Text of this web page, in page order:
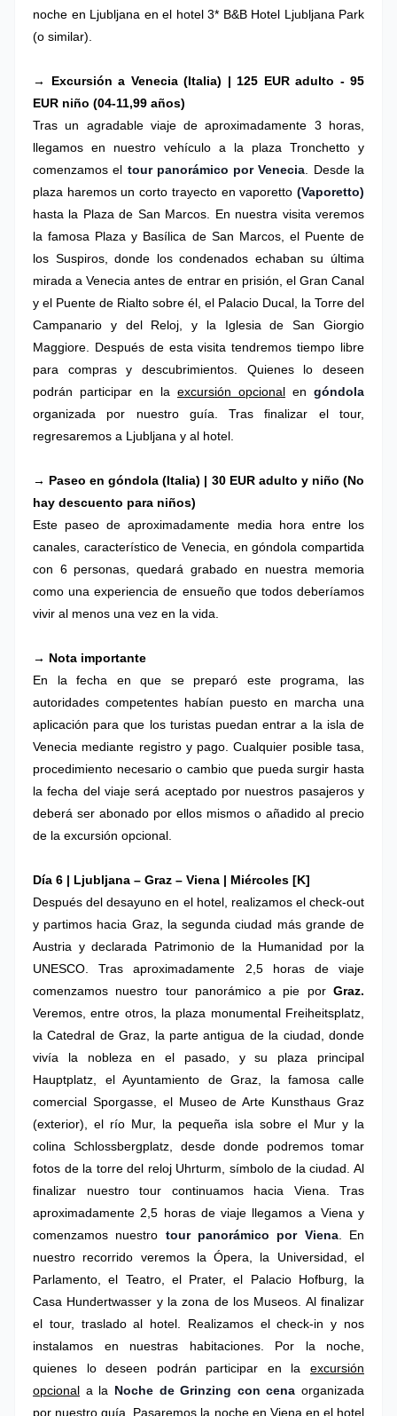
noche en Ljubljana en el hotel 3* B&B Hotel Ljubljana Park
(o similar).
→ Excursión a Venecia (Italia) | 125 EUR adulto - 95
EUR niño (04-11,99 años)
Tras un agradable viaje de aproximadamente 3 horas,
llegamos en nuestro vehículo a la plaza Tronchetto y
comenzamos el tour panorámico por Venecia . Desde la
plaza haremos un corto trayecto en vaporetto (Vaporetto)
hasta la Plaza de San Marcos. En nuestra visita veremos
la famosa Plaza y Basílica de San Marcos, el Puente de
los Suspiros, donde los condenados echaban su última
mirada a Venecia antes de entrar en prisión, el Gran Canal
y el Puente de Rialto sobre él, el Palacio Ducal, la Torre del
Campanario y del Reloj, y la Iglesia de San Giorgio
Maggiore. Después de esta visita tendremos tiempo libre
para compras y descubrimientos. Quienes lo deseen
podrán participar en la excursión opcional en góndola
organizada por nuestro guía. Tras finalizar el tour,
regresaremos a Ljubljana y al hotel.
→ Paseo en góndola (Italia) | 30 EUR adulto y niño (No
hay descuento para niños)
Este paseo de aproximadamente media hora entre los
canales, característico de Venecia, en góndola compartida
con 6 personas, quedará grabado en nuestra memoria
como una experiencia de ensueño que todos deberíamos
vivir al menos una vez en la vida.
→ Nota importante
En la fecha en que se preparó este programa, las
autoridades competentes habían puesto en marcha una
aplicación para que los turistas puedan entrar a la isla de
Venecia mediante registro y pago. Cualquier posible tasa,
procedimiento necesario o cambio que pueda surgir hasta
la fecha del viaje será aceptado por nuestros pasajeros y
deberá ser abonado por ellos mismos o añadido al precio
de la excursión opcional.
Día 6 | Ljubljana – Graz – Viena | Miércoles [K]
Después del desayuno en el hotel, realizamos el check-out
y partimos hacia Graz, la segunda ciudad más grande de
Austria y declarada Patrimonio de la Humanidad por la
UNESCO. Tras aproximadamente 2,5 horas de viaje
comenzamos nuestro tour panorámico a pie porGraz.
Veremos, entre otros, la plaza monumental Freiheitsplatz,
la Catedral de Graz, la parte antigua de la ciudad, donde
vivía la nobleza en el pasado, y su plaza principal
Hauptplatz, el Ayuntamiento de Graz, la famosa calle
comercial Sporgasse, el Museo de Arte Kunsthaus Graz
(exterior), el río Mur, la pequeña isla sobre el Mur y la
colina Schlossbergplatz, desde donde podremos tomar
fotos de la torre del reloj Uhrturm, símbolo de la ciudad. Al
finalizar nuestro tour continuamos hacia Viena. Tras
aproximadamente 2,5 horas de viaje llegamos a Viena y
comenzamos nuestro tour panorámico por Viena. En
nuestro recorrido veremos la Ópera, la Universidad, el
Parlamento, el Teatro, el Prater, el Palacio Hofburg, la
Casa Hundertwasser y la zona de los Museos. Al finalizar
el tour, traslado al hotel. Realizamos el check-in y nos
instalamos en nuestras habitaciones. Por la noche,
quienes lo deseen podrán participar en la excursión
opcional a la Noche de Grinzing con cena organizada
por nuestro guía. Pasaremos la noche en Viena en el hotel